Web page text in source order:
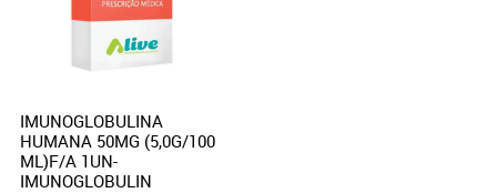
IMUNOGLOBULINA
HUMANA 50MG (5,0G/100
ML)F/A 1UN-
IMUNOGLOBULIN